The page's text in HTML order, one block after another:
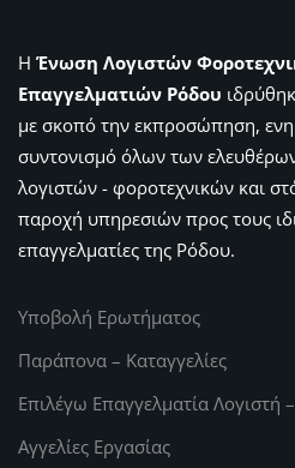
Η Ένωση Λογιστών
Επαγγελματιών Ρόδου
με σκοπό την εκπροσώπηση,
συντονισμό όλων των
λογιστών - φοροτεχνικών και
παροχή υπηρεσιών προς τους
επαγγελματίες της Ρόδου.
Υποβολή Ερωτήματος
Παράπονα – Καταγγελίες
Επιλέγω Επαγγελματία Λογιστή
Αγγελίες Εργασίας